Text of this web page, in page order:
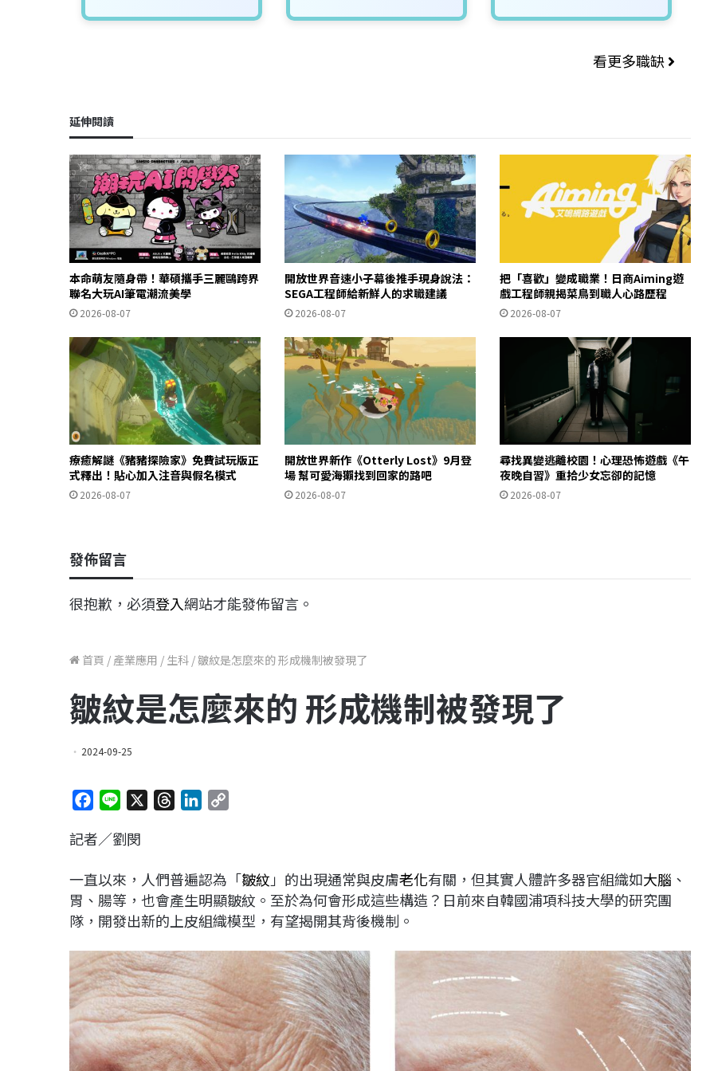
看更多職缺
延伸閱讀
本命萌友隨身帶！華碩攜手三麗鷗跨界
聯名大玩AI筆電潮流美學
2026-08-07
開放世界音速小子幕後推手現身說法：
SEGA工程師給新鮮人的求職建議
2026-08-07
把「喜歡」變成職業！日商Aiming遊
戲工程師親揭菜鳥到職人心路歷程
2026-08-07
療癒解謎《豬豬探險家》免費試玩版正
式釋出！貼心加入注音與假名模式
2026-08-07
開放世界新作《Otterly Lost》9月登
場 幫可愛海獺找到回家的路吧
2026-08-07
尋找異變逃離校園！心理恐怖遊戲《午
夜晚自習》重拾少女忘卻的記憶
2026-08-07
發佈留言
很抱歉，必須登入網站才能發佈留言。